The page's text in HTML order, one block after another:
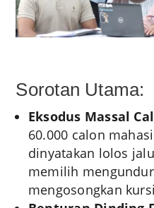
Sorotan Utama:
Eksodus Massal
60.000 calon
dinyatakan lolos
memilih
mengosongkan